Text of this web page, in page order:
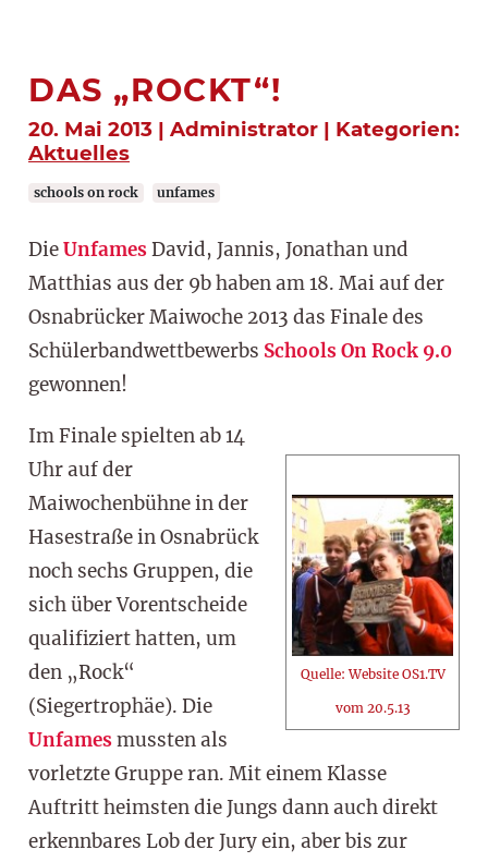
DAS „ROCKT“!
20. Mai 2013 | Administrator | Kategorien:
Aktuelles
schools on rock unfames
DieUnfamesDavid, Jannis, Jonathan und
Matthias aus der 9b haben am 18. Mai auf der
Osnabrücker Maiwoche 2013 das Finale des
Schülerbandwettbewerbs Schools On Rock 9.0
gewonnen!
Quelle: Website OS1.TV
vom 20.5.13
Im Finale spielten ab 14
Uhr auf der
Maiwochenbühne in der
Hasestraße in Osnabrück
noch sechs Gruppen, die
sich über Vorentscheide
qualifiziert hatten, um
den „Rock“
(Siegertrophäe). Die
Unfamesmussten als
vorletzte Gruppe ran. Mit einem Klasse
Auftritt heimsten die Jungs dann auch direkt
erkennbares Lob der Jury ein, aber bis zur